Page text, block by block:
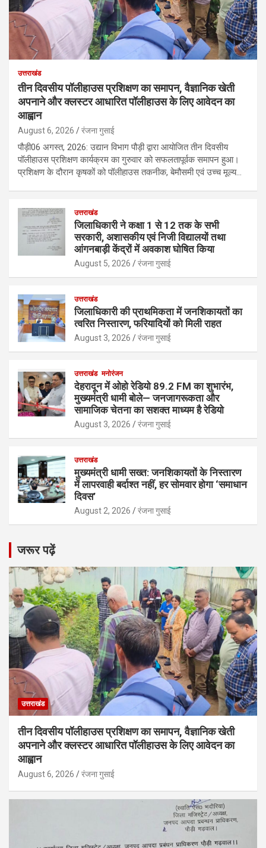
उत्तराखंड
तीन दिवसीय पॉलीहाउस प्रशिक्षण का समापन, वैज्ञानिक खेती
अपनाने और क्लस्टर आधारित पॉलीहाउस के लिए आवेदन का
आह्वान
August 6, 2026 रंजना गुसाई
पौड़ी06 अगस्त, 2026: उद्यान विभाग पौड़ी द्वारा आयोजित तीन दिवसीय
पॉलीहाउस प्रशिक्षण कार्यक्रम का गुरुवार को सफलतापूर्वक समापन हुआ।
प्रशिक्षण के दौरान कृषकों को पॉलीहाउस तकनीक, बेमौसमी एवं उच्च मूल्य…
उत्तराखंड
जिलाधिकारी ने कक्षा 1 से 12 तक के सभी
सरकारी, अशासकीय एवं निजी विद्यालयों तथा
आंगनबाड़ी केंद्रों में अवकाश घोषित किया
August 5, 2026 रंजना गुसाई
उत्तराखंड
जिलाधिकारी की प्राथमिकता में जनशिकायतों का
त्वरित निस्तारण, फरियादियों को मिली राहत
August 3, 2026 रंजना गुसाई
उत्तराखंड मनोरंजन
देहरादून में ओहो रेडियो 89.2 FM का शुभारंभ,
मुख्यमंत्री धामी बोले— जनजागरूकता और
सामाजिक चेतना का सशक्त माध्यम है रेडियो
August 3, 2026 रंजना गुसाई
उत्तराखंड
मुख्यमंत्री धामी सख्त: जनशिकायतों के निस्तारण
में लापरवाही बर्दाश्त नहीं, हर सोमवार होगा ‘समाधान
दिवस’
August 2, 2026 रंजना गुसाई
जरूर पढ़ें
उत्तराखंड
तीन दिवसीय पॉलीहाउस प्रशिक्षण का समापन, वैज्ञानिक खेती
अपनाने और क्लस्टर आधारित पॉलीहाउस के लिए आवेदन का
आह्वान
August 6, 2026 रंजना गुसाई